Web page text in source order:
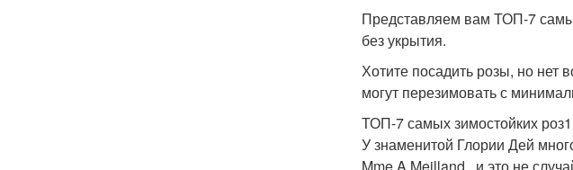
Представляем вам ТОП-7
без укрытия.
Хотите посадить розы, но нет
могут перезимовать с
ТОП-7 самых зимостойких
У знаменитой Глории Дей